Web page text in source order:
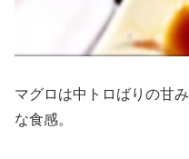
マグロは中トロばりの甘
な食感。